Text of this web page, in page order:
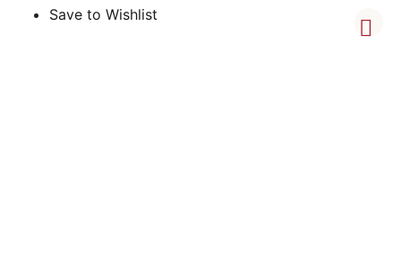
Save to Wishlist